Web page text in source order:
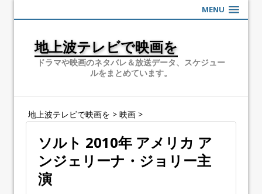
MENU
地上波テレビで映画を
ドラマや映画のネタバレ＆放送データ、スケジュー
ルをまとめています。
地上波テレビで映画を > 映画 >
ソルト 2010年 アメリカ ア
ンジェリーナ・ジョリー主
演